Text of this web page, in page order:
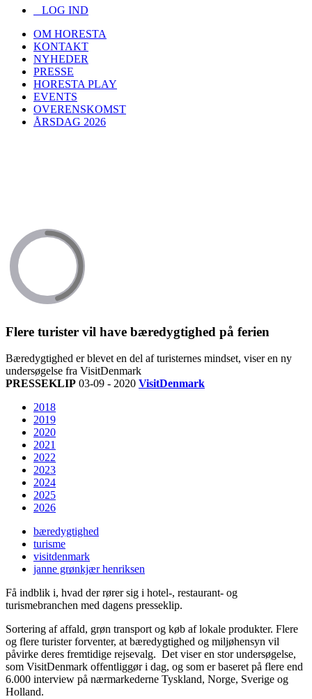
LOG IND
OM HORESTA
KONTAKT
NYHEDER
PRESSE
HORESTA PLAY
EVENTS
OVERENSKOMST
ÅRSDAG 2026
Flere turister vil have bæredygtighed på ferien
Bæredygtighed er blevet en del af turisternes mindset, viser en ny
undersøgelse fra VisitDenmark
PRESSEKLIP 03-09 - 2020 VisitDenmark
2018
2019
2020
2021
2022
2023
2024
2025
2026
bæredygtighed
turisme
visitdenmark
janne grønkjær henriksen
Få indblik i, hvad der rører sig i hotel-, restaurant- og
turismebranchen med dagens presseklip.
Sortering af affald, grøn transport og køb af lokale produkter. Flere
og flere turister forventer, at bæredygtighed og miljøhensyn vil
påvirke deres fremtidige rejsevalg. Det viser en stor undersøgelse,
som VisitDenmark offentliggør i dag, og som er baseret på flere end
6.000 interview på nærmarkederne Tyskland, Norge, Sverige og
Holland.